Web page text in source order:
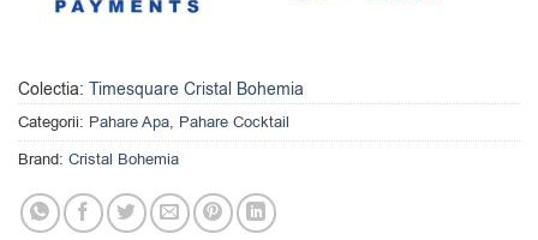
Colectia: Timesquare Cristal Bohemia
Categorii: Pahare Apa, Pahare Cocktail
Brand: Cristal Bohemia